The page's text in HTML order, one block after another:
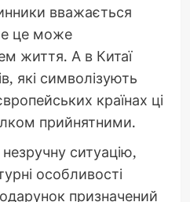
вважається
це може
життя. А в Китаї
які символізують
країнах ці
прийнятними.
ситуацію,
особливості
призначений